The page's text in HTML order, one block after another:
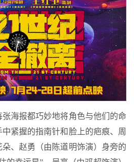
海报都巧妙地将角色与他们的命
紧握的指南针和脸上的疤痕、周
、赵勇（由陈道明饰演）身旁的